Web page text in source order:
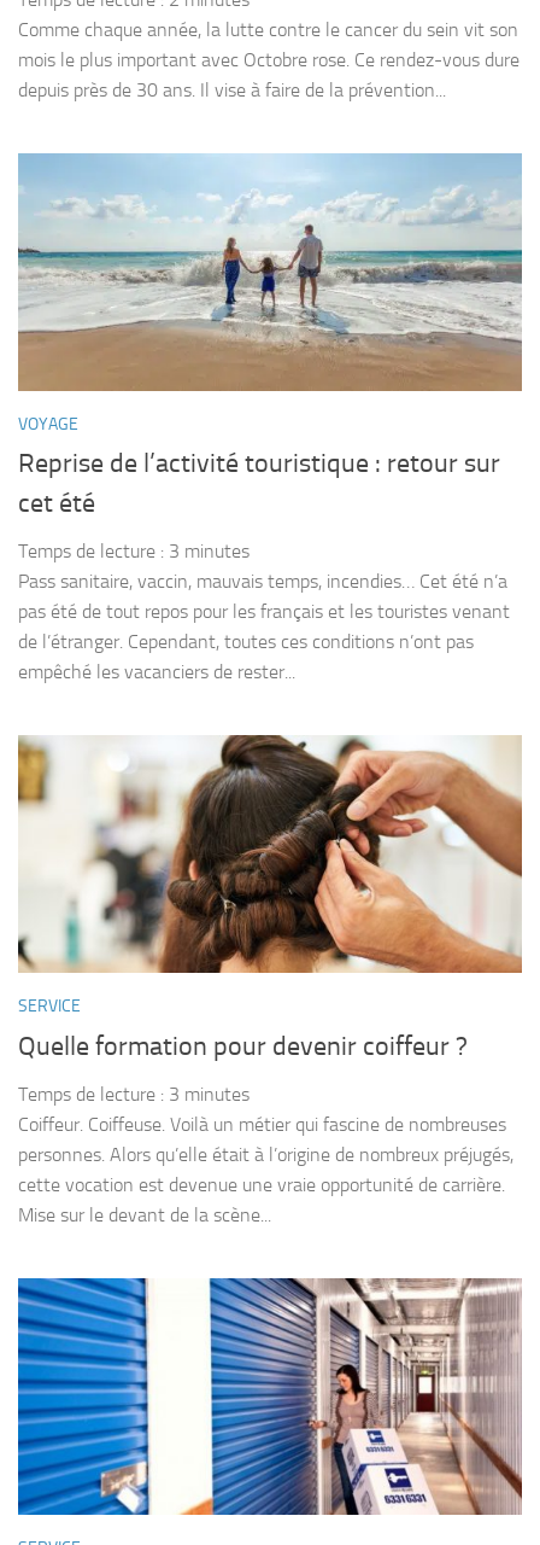
Comme chaque année, la lutte contre le cancer du sein vit son
mois le plus important avec Octobre rose. Ce rendez-vous dure
depuis près de 30 ans. Il vise à faire de la prévention...
VOYAGE
Reprise de l’activité touristique : retour sur
cet été
Temps de lecture : 3 minutes
Pass sanitaire, vaccin, mauvais temps, incendies… Cet été n’a
pas été de tout repos pour les français et les touristes venant
de l’étranger. Cependant, toutes ces conditions n’ont pas
empêché les vacanciers de rester...
SERVICE
Quelle formation pour devenir coiffeur ?
Temps de lecture : 3 minutes
Coiffeur. Coiffeuse. Voilà un métier qui fascine de nombreuses
personnes. Alors qu’elle était à l’origine de nombreux préjugés,
cette vocation est devenue une vraie opportunité de carrière.
Mise sur le devant de la scène...